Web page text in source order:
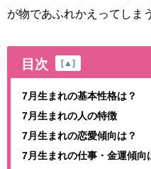
が物であふれかえってしま
目次 [ ▲ ]
7月生まれの基本性格は？
7月生まれの人の特徴
7月生まれの恋愛傾向は？
7月生まれの仕事・金運傾向